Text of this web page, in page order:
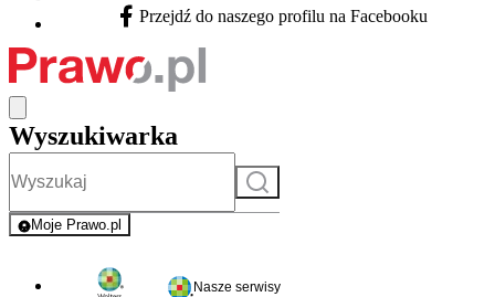
Facebook - otwiera się w nowej karcie
Przejdź do naszego profilu na Facebooku
Wyszukiwarka
Szukaj
Moje Prawo.pl
- rejestracja i logowanie do serwisu
Nasze serwisy